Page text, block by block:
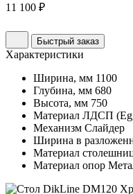
11 100 ₽
Быстрый заказ
Характеристики
Ширина, мм 1100
Глубина, мм 680
Высота, мм 750
Материал ЛДСП
Механизм Слайдер
Ширина в
Материал
Материал опор